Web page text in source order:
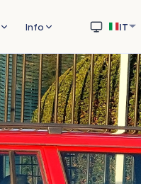
Info IT